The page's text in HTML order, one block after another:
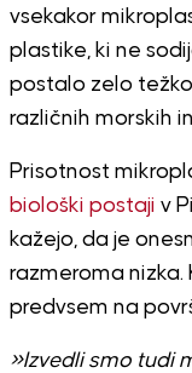
vsekakor
plastike, ki ne
postalo zelo
različnih morskih
Prisotnost
biološki postaji v
kažejo, da je
razmeroma nizka.
predvsem na
»Izvedli smo tudi